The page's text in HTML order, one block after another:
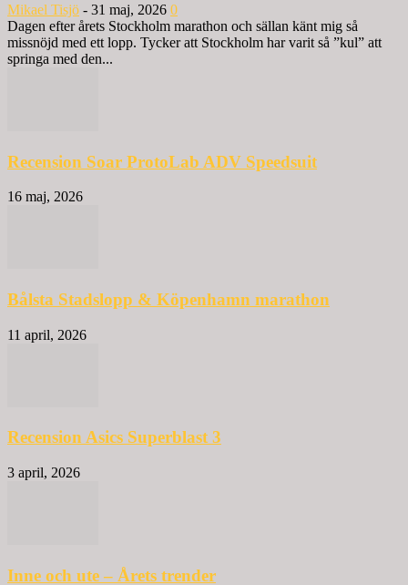
Mikael Tisjö - 31 maj, 2026 0
Dagen efter årets Stockholm marathon och sällan känt mig så
missnöjd med ett lopp. Tycker att Stockholm har varit så ”kul” att
springa med den...
Recension Soar ProtoLab ADV Speedsuit
16 maj, 2026
Bålsta Stadslopp & Köpenhamn marathon
11 april, 2026
Recension Asics Superblast 3
3 april, 2026
Inne och ute – Årets trender